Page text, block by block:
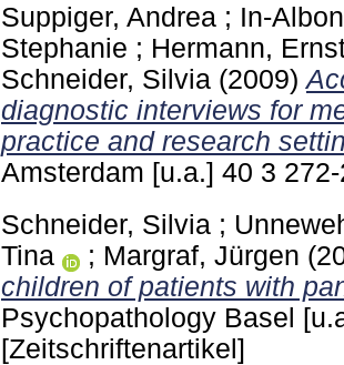
Suppiger, Andrea ; In-
Stephanie ; Hermann,
Schneider, Silvia (2009)
diagnostic interviews for
practice and research
Amsterdam [u.a.] 40 3
Schneider, Silvia ;
Tina
; Margraf, Jürgen
children of patients with
Psychopathology Basel
[Zeitschriftenartikel]